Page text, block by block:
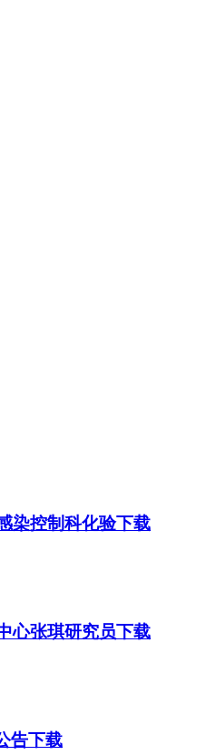
染控制科化验下载
心张琪研究员下载
告下载